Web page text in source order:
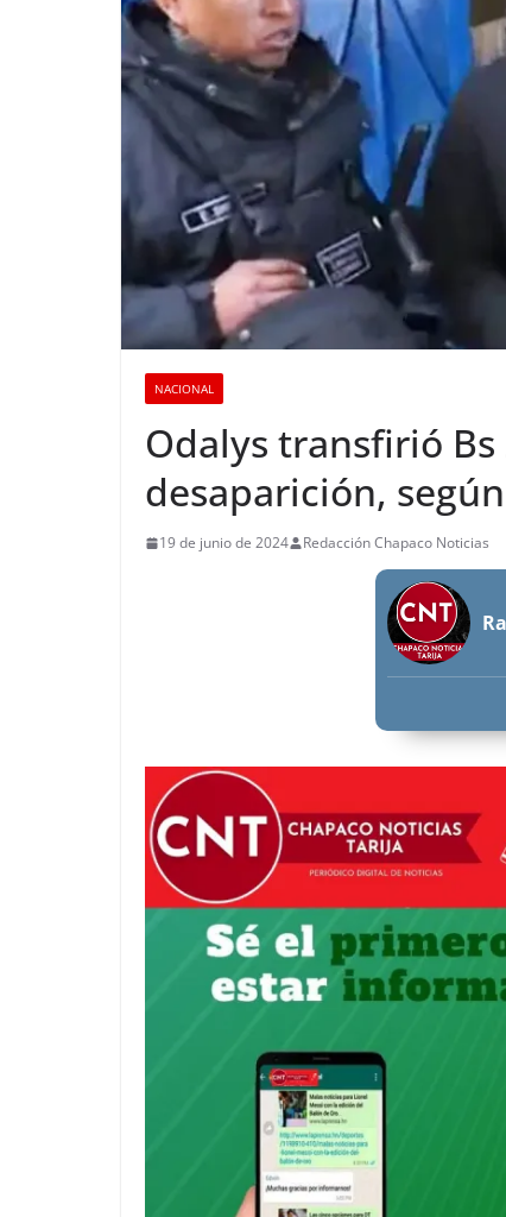
NACIONAL
Odalys transfirió Bs
desaparición,
19 de junio de 2024 Redacción Chapaco Noticias